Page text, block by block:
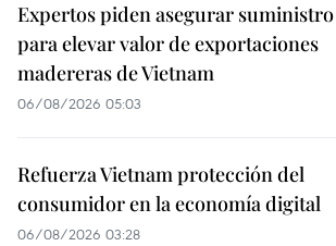
Expertos piden asegurar suministro
para elevar valor de exportaciones
madereras de Vietnam
06/08/2026 05:03
Refuerza Vietnam protección del
consumidor en la economía digital
06/08/2026 03:28